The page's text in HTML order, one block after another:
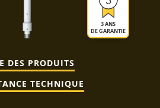
3 ANS
DE GARANTIE
DES PRODUITS
TECHNIQUE